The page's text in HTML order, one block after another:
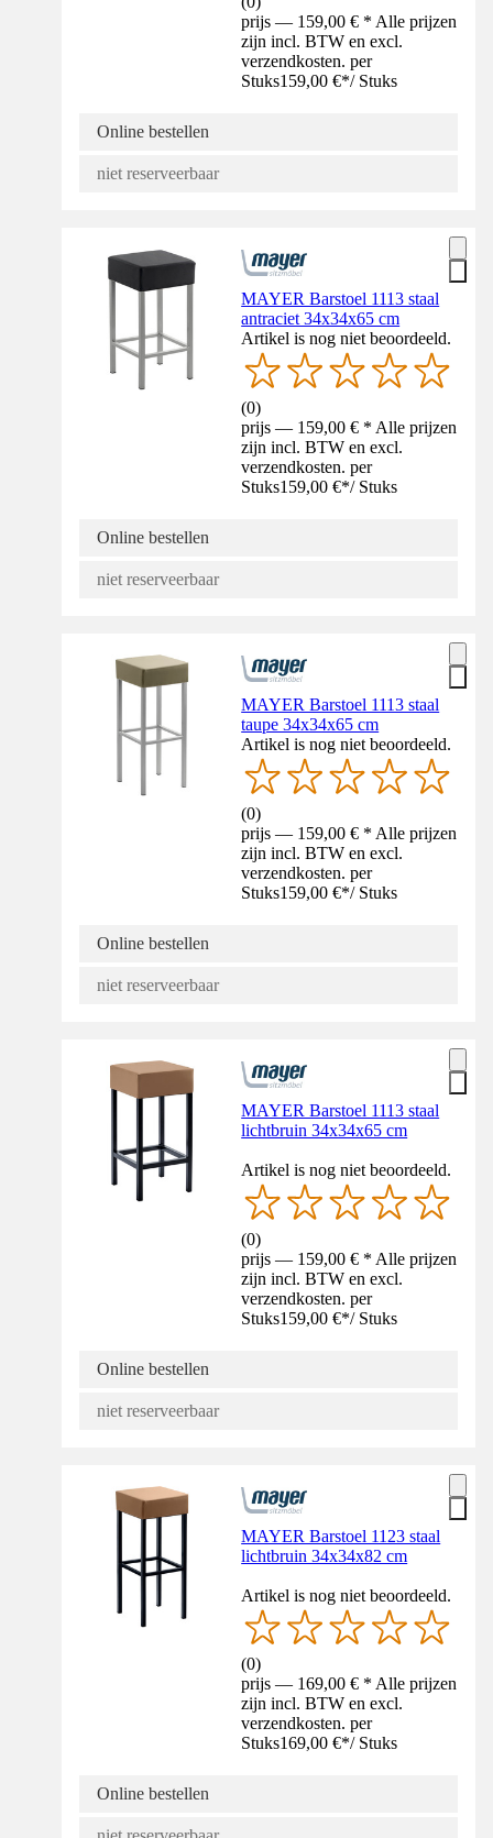
prijs — 159,00 € * Alle prijzen
zijn incl. BTW en excl.
verzendkosten. per
Stuks159,00 €*/ Stuks
Online bestellen
niet reserveerbaar
MAYER Barstoel 1113 staal
antraciet 34x34x65 cm
Artikel is nog niet beoordeeld.
(0)
prijs — 159,00 € * Alle prijzen
zijn incl. BTW en excl.
verzendkosten. per
Stuks159,00 €*/ Stuks
Online bestellen
niet reserveerbaar
MAYER Barstoel 1113 staal
taupe 34x34x65 cm
Artikel is nog niet beoordeeld.
(0)
prijs — 159,00 € * Alle prijzen
zijn incl. BTW en excl.
verzendkosten. per
Stuks159,00 €*/ Stuks
Online bestellen
niet reserveerbaar
MAYER Barstoel 1113 staal
lichtbruin 34x34x65 cm
Artikel is nog niet beoordeeld.
(0)
prijs — 159,00 € * Alle prijzen
zijn incl. BTW en excl.
verzendkosten. per
Stuks159,00 €*/ Stuks
Online bestellen
niet reserveerbaar
MAYER Barstoel 1123 staal
lichtbruin 34x34x82 cm
Artikel is nog niet beoordeeld.
(0)
prijs — 169,00 € * Alle prijzen
zijn incl. BTW en excl.
verzendkosten. per
Stuks169,00 €*/ Stuks
Online bestellen